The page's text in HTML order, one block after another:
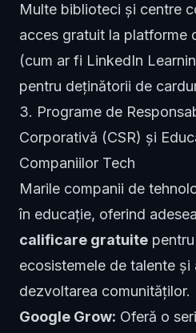
Multe biblioteci și centre
acces gratuit la platforme
(cum ar fi LinkedIn
pentru deținătorii de
3. Programe de
Corporativă (CSR) și
Companiilor Tech
Marile companii de
în educație, oferind adesea
calificare gratuite
ecosistemele de talente și
dezvoltarea comunităților.
Google Grow: Oferă o